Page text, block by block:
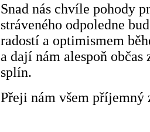
Snad nás chvíle pohody
stráveného odpoledne
radostí a optimismem
a dají nám alespoň občas
splín.
Přeji nám všem příjemný